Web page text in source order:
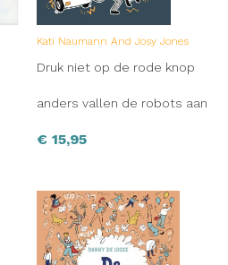
Kati Naumann And Josy Jones
Druk niet op de rode knop
anders vallen de robots aan
€ 15,95